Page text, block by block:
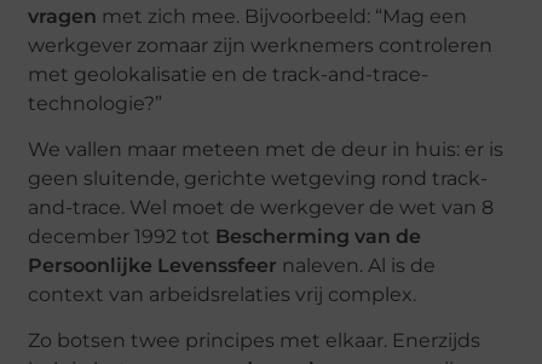
vragen met zich mee. Bijvoorbeeld: “Mag een
werkgever zomaar zijn werknemers controleren
met geolokalisatie en de track-and-trace-
technologie?”
We vallen maar meteen met de deur in huis: er is
geen sluitende, gerichte wetgeving rond track-
and-trace. Wel moet de werkgever de wet van 8
december 1992 tot Bescherming van de
Persoonlijke Levenssfeer naleven. Al is de
context van arbeidsrelaties vrij complex.
Zo botsen twee principes met elkaar. Enerzijds